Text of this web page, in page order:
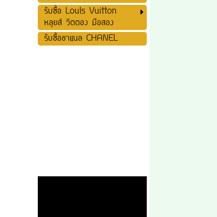
รับซื้อ Louls Vuitton
หลุยส์ วิตตอง มือสอง
รับซื้อชาแนล CHANEL